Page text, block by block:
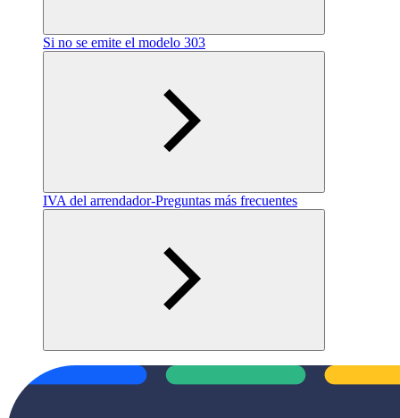
Si no se emite el modelo 303
‎IVA del arrendador‎-Preguntas más frecuentes‎